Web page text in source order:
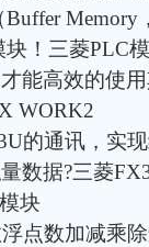
！三菱PLC
能高效的使
WORK2
的通讯，实
数据?三菱
块
点数加减乘